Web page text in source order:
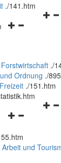
./141.htm
Navigationsmenü
./
Ordnung ./
./151.htm
Navigationsmenü
und
schließen
und